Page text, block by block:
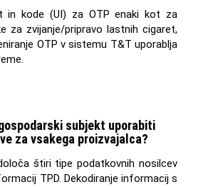
in kode (UI) za OTP enaki kot za
za zvijanje/pripravo lastnih cigaret,
OTP v sistemu T&T uporablja
subjekt uporabiti
za vsakega proizvajalca?
štiri tipe podatkovnih nosilcev
TPD. Dekodiranje informacij s